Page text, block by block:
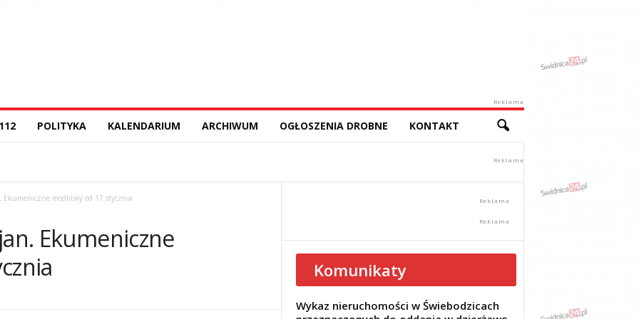
Reklama
112 POLITYKA KALENDARIUM ARCHIWUM OGŁOSZENIA DROBNE KONTAKT
Ekumeniczne modlitwy od 17 stycznia
Ekumeniczne
Komunikaty
Wykaz nieruchomości w Świebodzicach